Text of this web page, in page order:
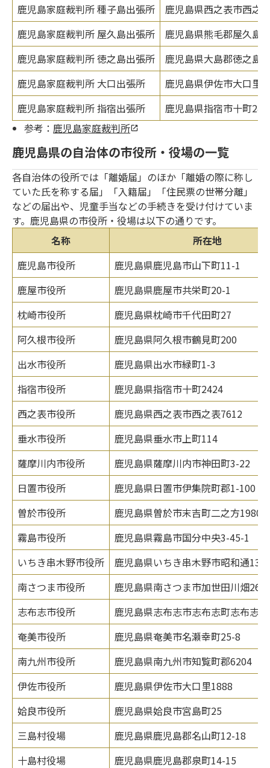
鹿児島家庭裁判所 種子島出張所
鹿児島県西之表市西之
鹿児島家庭裁判所 屋久島出張所
鹿児島県熊毛郡屋久島
鹿児島家庭裁判所 徳之島出張所
鹿児島県大島郡徳之島
鹿児島家庭裁判所 大口出張所
鹿児島県伊佐市大口里
鹿児島家庭裁判所 指宿出張所
鹿児島県指宿市十町244
参考： 鹿児島家庭裁判所
鹿児島県の自治体の市役所・役場の一覧
各自治体の役所では「離婚届」のほか「離婚の際に称し
ていた氏を称する届」「入籍届」「住民票の世帯分離」
などの届出や、児童手当などの手続きを受け付けていま
す。鹿児島県の市役所・役場は以下の通りです。
名称
所在地
鹿児島市役所
鹿児島県鹿児島市山下町11-1
鹿屋市役所
鹿児島県鹿屋市共栄町20-1
枕崎市役所
鹿児島県枕崎市千代田町27
阿久根市役所
鹿児島県阿久根市鶴見町200
出水市役所
鹿児島県出水市緑町1-3
指宿市役所
鹿児島県指宿市十町2424
西之表市役所
鹿児島県西之表市西之表7612
垂水市役所
鹿児島県垂水市上町114
薩摩川内市役所
鹿児島県薩摩川内市神田町3-22
日置市役所
鹿児島県日置市伊集院町郡1-100
曽於市役所
鹿児島県曽於市末吉町二之方1980
霧島市役所
鹿児島県霧島市国分中央3-45-1
いちき串木野市役所
鹿児島県いちき串木野市昭和通
南さつま市役所
鹿児島県南さつま市加世田川畑
志布志市役所
鹿児島県志布志市志布志町志布志
奄美市役所
鹿児島県奄美市名瀬幸町25-8
南九州市役所
鹿児島県南九州市知覧町郡6204
伊佐市役所
鹿児島県伊佐市大口里1888
姶良市役所
鹿児島県姶良市宮島町25
三島村役場
鹿児島県鹿児島郡名山町12-18
十島村役場
鹿児島県鹿児島郡泉町14-15